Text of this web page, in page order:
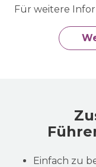
Für weitere
Einfach zu